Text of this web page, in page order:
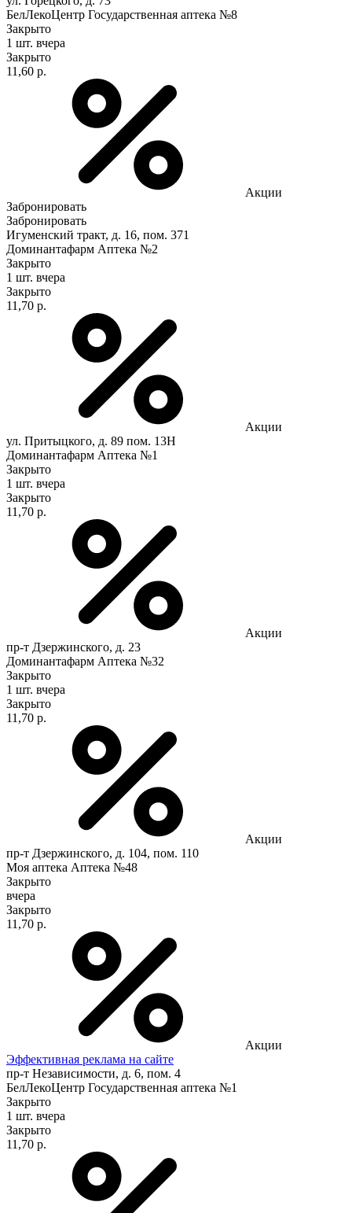
БелЛекоЦентр Государственная аптека №8
Закрыто
1 шт. вчера
Закрыто
11,60 р.
Акции
Забронировать
Забронировать
Игуменский тракт, д. 16, пом. 371
Доминантафарм Аптека №2
Закрыто
1 шт. вчера
Закрыто
11,70 р.
Акции
ул. Притыцкого, д. 89 пом. 13Н
Доминантафарм Аптека №1
Закрыто
1 шт. вчера
Закрыто
11,70 р.
Акции
пр-т Дзержинского, д. 23
Доминантафарм Аптека №32
Закрыто
1 шт. вчера
Закрыто
11,70 р.
Акции
пр-т Дзержинского, д. 104, пом. 110
Моя аптека Аптека №48
Закрыто
вчера
Закрыто
11,70 р.
Акции
Эффективная реклама на сайте
пр-т Независимости, д. 6, пом. 4
БелЛекоЦентр Государственная аптека №1
Закрыто
1 шт. вчера
Закрыто
11,70 р.